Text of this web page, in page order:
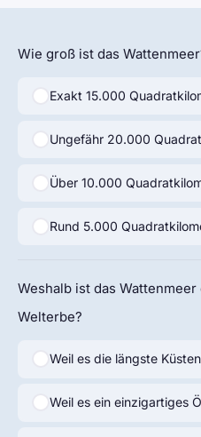
Wie groß ist das
Exakt 15.000
Ungefähr 20.000
Über 10.000
Rund 5.000
Weshalb ist das
Welterbe?
Weil es die längste
Weil es ein einzigartiges